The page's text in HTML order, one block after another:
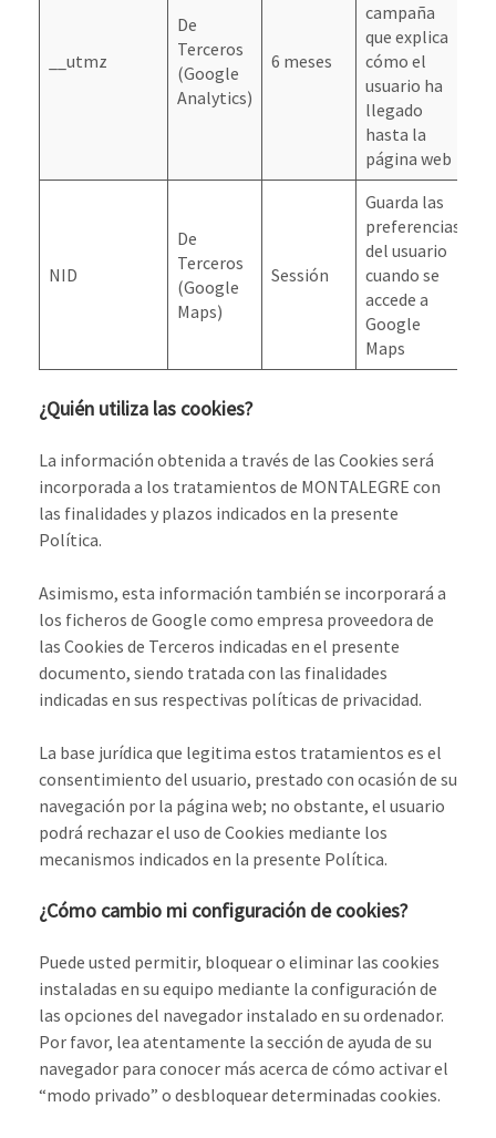
__utmz
De
Terceros
(Google
Analytics)
6 meses
campaña
que explica
cómo el
usuario ha
llegado
hasta la
página web
NID
De
Terceros
(Google
Maps)
Sessión
Guarda las
preferencias
del usuario
cuando se
accede a
Google
Maps
¿Quién utiliza las cookies?
La información obtenida a través de las Cookies será
incorporada a los tratamientos de MONTALEGRE con
las finalidades y plazos indicados en la presente
Política.
Asimismo, esta información también se incorporará a
los ficheros de Google como empresa proveedora de
las Cookies de Terceros indicadas en el presente
documento, siendo tratada con las finalidades
indicadas en sus respectivas políticas de privacidad.
La base jurídica que legitima estos tratamientos es el
consentimiento del usuario, prestado con ocasión de su
navegación por la página web; no obstante, el usuario
podrá rechazar el uso de Cookies mediante los
mecanismos indicados en la presente Política.
¿Cómo cambio mi configuración de cookies?
Puede usted permitir, bloquear o eliminar las cookies
instaladas en su equipo mediante la configuración de
las opciones del navegador instalado en su ordenador.
Por favor, lea atentamente la sección de ayuda de su
navegador para conocer más acerca de cómo activar el
“modo privado” o desbloquear determinadas cookies.